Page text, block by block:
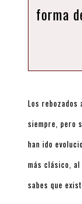
forma
Los rebozados
siempre, pero
han ido
más clásico ,
sabes que